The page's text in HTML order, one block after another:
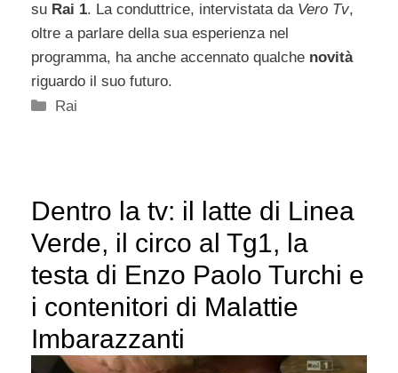
su Rai 1. La conduttrice, intervistata daVero Tv,
oltre a parlare della sua esperienza nel
programma, ha anche accennato qualche novità
riguardo il suo futuro.
Categorie
Rai
Dentro la tv: il latte di Linea
Verde, il circo al Tg1, la
testa di Enzo Paolo Turchi e
i contenitori di Malattie
Imbarazzanti